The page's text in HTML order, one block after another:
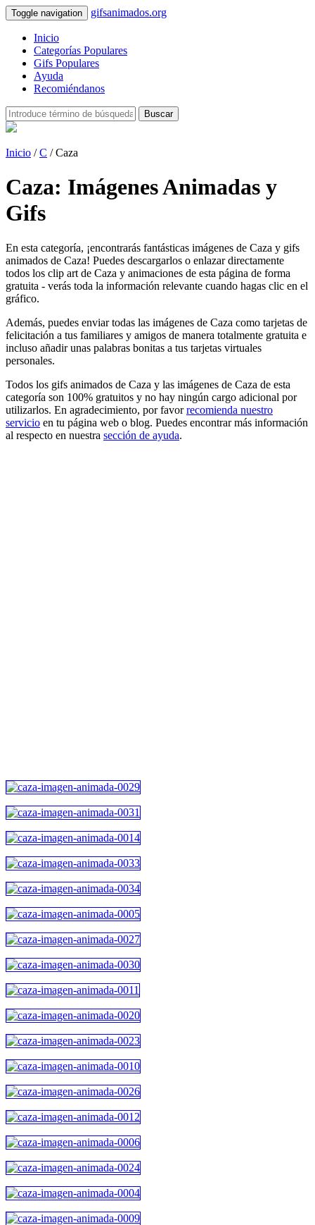
Toggle navigation gifsanimados.org
Inicio
Categorías Populares
Gifs Populares
Ayuda
Recomiéndanos
Buscar
Inicio /C / Caza
Caza: Imágenes Animadas y
Gifs
En esta categoría, ¡encontrarás fantásticas imágenes de Caza y gifs
animados de Caza! Puedes descargarlos o enlazar directamente
todos los clip art de Caza y animaciones de esta página de forma
gratuita - verás toda la información relevante cuando hagas clic en el
gráfico.
Además, puedes enviar todas las imágenes de Caza como tarjetas de
felicitación a tus familiares y amigos de manera totalmente gratuita e
incluso añadir unas palabras bonitas a tus tarjetas virtuales
personales.
Todos los gifs animados de Caza y las imágenes de Caza de esta
categoría son 100% gratuitos y no hay ningún cargo adicional por
utilizarlos. En agradecimiento, por favorrecomienda nuestro
servicio en tu página web o blog. Puedes encontrar más información
al respecto en nuestra sección de ayuda.